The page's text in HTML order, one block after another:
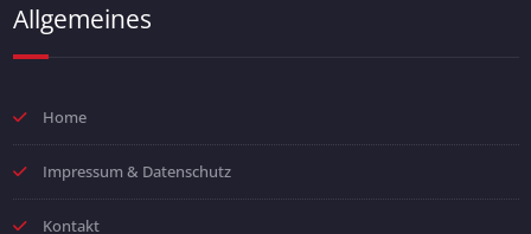
Allgemeines
Home
Impressum & Datenschutz
Kontakt